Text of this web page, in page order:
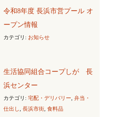
令和8年度 長浜市営プール オ
ープン情報
カテゴリ: お知らせ
生活協同組合コープしが 長
浜センター
カテゴリ: 宅配・デリバリー 弁当・
仕出し
長浜市街 食料品